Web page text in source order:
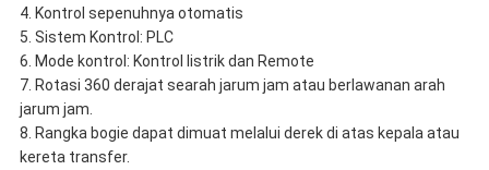
Kontrol sepenuhnya otomatis
Sistem Kontrol: PLC
Mode kontrol: Kontrol listrik dan Remote
Rotasi 360 derajat searah jarum jam atau berlawanan arah
jarum jam.
Rangka bogie dapat dimuat melalui derek di atas kepala atau
kereta transfer.